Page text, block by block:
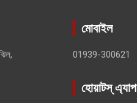
মোবাইল
01939-300621
হোয়াটস্ এ্যাপ